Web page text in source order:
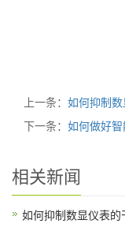
上一条： 如何抑制
下一条： 如何做好
相关新闻
如何抑制数显仪表的